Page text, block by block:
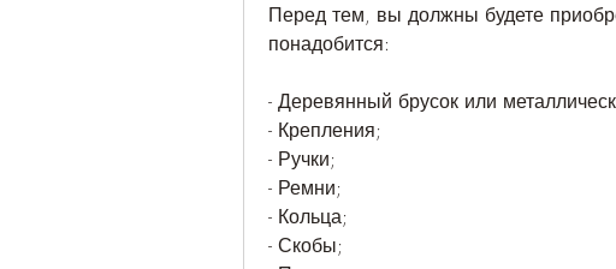
Перед тем, вы должны будете
понадобится:
- Деревянный брусок или
- Крепления;
- Ручки;
- Ремни;
- Кольца;
- Скобы;